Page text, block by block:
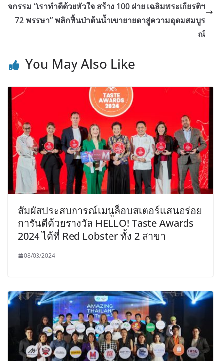
จกรรม “เราทำดีด้วยหัวใจ สร้าง 100 ฝาย เฉลิมพระเกียรติฯ
72 พรรษา” พลิกฟื้นป่าต้นน้ำเขายายดาสู่ความอุดมสมบูร
ณ์
You May Also Like
สัมผัสประสบการณ์เมนูล็อบสเตอร์แสนอร่อย
การันตีด้วยรางวัล HELLO! Taste Awards
2024 ได้ที่ Red Lobster ทั้ง 2 สาขา
08/03/2024